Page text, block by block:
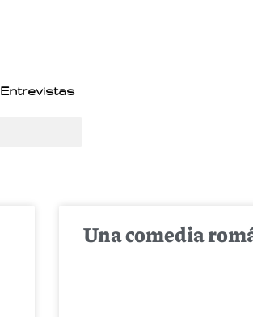
Entrevistas
Una comedia